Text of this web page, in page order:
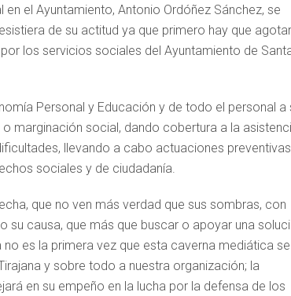
el Ayuntamiento, Antonio Ordóñez Sánchez, se
de su actitud ya que primero hay que
los servicios sociales del Ayuntamiento de
Personal y Educación y de todo el personal a
marginación social, dando cobertura a la
llevando a cabo actuaciones preventivas
sociales y de ciudadanía.
que no ven más verdad que sus sombras, con
causa, que más que buscar o apoyar una
es la primera vez que esta caverna mediática se
y sobre todo a nuestra organización; la
en su empeño en la lucha por la defensa de los